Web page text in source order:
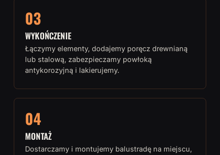
03
WYKOŃCZENIE
Łączymy elementy, dodajemy poręcz drewnianą
lub stalową, zabezpieczamy powłoką
antykorozyjną i lakierujemy.
04
MONTAŻ
Dostarczamy i montujemy balustradę na miejscu,